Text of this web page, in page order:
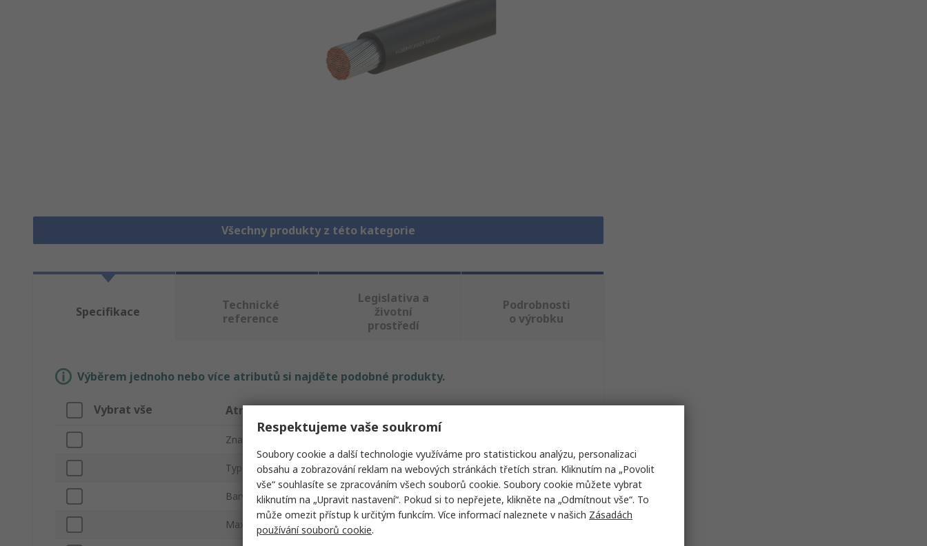
Všechny produkty z této kategorie
Specifikace
Technické
reference
Legislativa a
životní
prostředí
Podrobnosti
o výrobku
Výběrem jednoho nebo více atributů si najděte podobné produkty.
Vybrat vše Atribut Hodnota
Značka
Typ produktu Zapojovací vodič
Barva pláště Žlutá
Maximální provozní teplota
Respektujeme vaše soukromí
Soubory cookie a další technologie využíváme pro statistickou analýzu, personalizaci
obsahu a zobrazování reklam na webových stránkách třetích stran. Kliknutím na „Povolit
vše“ souhlasíte se zpracováním všech souborů cookie. Soubory cookie můžete vybrat
kliknutím na „Upravit nastavení“. Pokud si to nepřejete, klikněte na „Odmítnout vše“. To
může omezit přístup k určitým funkcím. Více informací naleznete v našich Zásadách
používání souborů cookie.